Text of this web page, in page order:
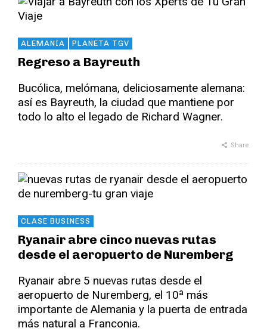
ALEMANIA PLANETA TGV
Regreso a Bayreuth
Bucólica, melómana, deliciosamente alemana:
así es Bayreuth, la ciudad que mantiene por
todo lo alto el legado de Richard Wagner.
Share
CLASE BUSINESS
Ryanair abre cinco nuevas rutas
desde el aeropuerto de Nuremberg
Ryanair abre 5 nuevas rutas desde el
aeropuerto de Nuremberg, el 10ª más
importante de Alemania y la puerta de entrada
más natural a Franconia.